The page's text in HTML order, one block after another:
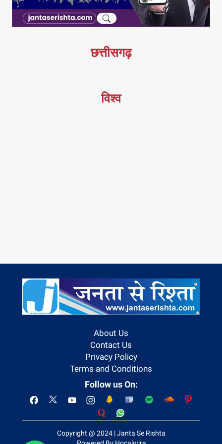
छत्तीसगढ़
विश्व
About Us
Contact Us
Privacy Policy
Terms and Conditions
Follow us On:
Copyright @ 2024 | Janta Se Rishta